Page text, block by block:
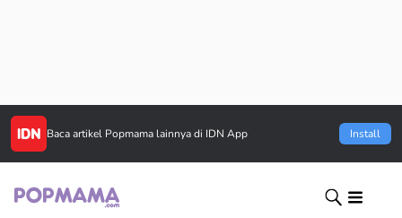
Baca artikel Popmama lainnya di IDN App Install